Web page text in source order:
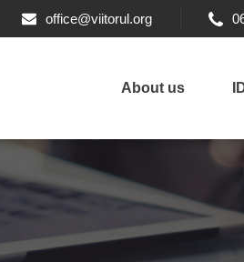
office@viitorul.org
About us